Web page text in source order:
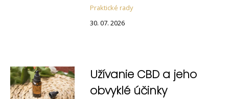
Praktické rady
30. 07. 2026
Užívanie CBD a jeho
obvyklé účinky